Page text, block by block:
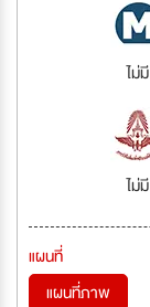
ไม่มี
ไม่มี
แผนที่
แผนที่ภาพ